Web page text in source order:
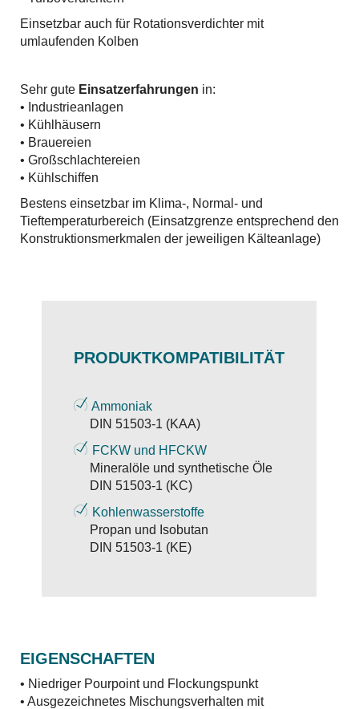
Einsetzbar auch für Rotationsverdichter mit
umlaufenden Kolben
Sehr gute Einsatzerfahrungen in:
• Industrieanlagen
• Kühlhäusern
• Brauereien
• Großschlachtereien
• Kühlschiffen
Bestens einsetzbar im Klima-, Normal- und
Tieftemperaturbereich (Einsatzgrenze entsprechend den
Konstruktionsmerkmalen der jeweiligen Kälteanlage)
PRODUKTKOMPATIBILITÄT
Ammoniak
DIN 51503-1 (KAA)
FCKW und HFCKW
Mineralöle und synthetische Öle
DIN 51503-1 (KC)
Kohlenwasserstoffe
Propan und Isobutan
DIN 51503-1 (KE)
EIGENSCHAFTEN
• Niedriger Pourpoint und Flockungspunkt
• Ausgezeichnetes Mischungsverhalten mit